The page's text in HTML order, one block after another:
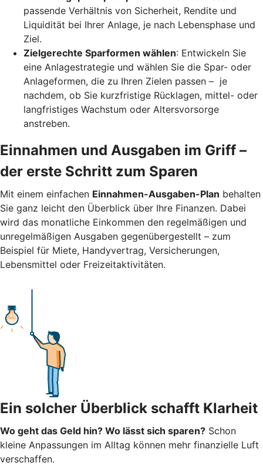
passende Verhältnis von Sicherheit, Rendite und
Liquidität bei Ihrer Anlage, je nach Lebensphase und
Ziel.
Zielgerechte Sparformen wählen: Entwickeln Sie
eine Anlagestrategie und wählen Sie die Spar- oder
Anlageformen, die zu Ihren Zielen passen – je
nachdem, ob Sie kurzfristige Rücklagen, mittel- oder
langfristiges Wachstum oder Altersvorsorge
anstreben.
Einnahmen und Ausgaben im Griff –
der erste Schritt zum Sparen
Mit einem einfachen Einnahmen-Ausgaben-Plan behalten
Sie ganz leicht den Überblick über Ihre Finanzen. Dabei
wird das monatliche Einkommen den regelmäßigen und
unregelmäßigen Ausgaben gegenübergestellt – zum
Beispiel für Miete, Handyvertrag, Versicherungen,
Lebensmittel oder Freizeitaktivitäten.
Ein solcher Überblick schafft Klarheit
Wo geht das Geld hin? Wo lässt sich sparen? Schon
kleine Anpassungen im Alltag können mehr finanzielle Luft
verschaffen.